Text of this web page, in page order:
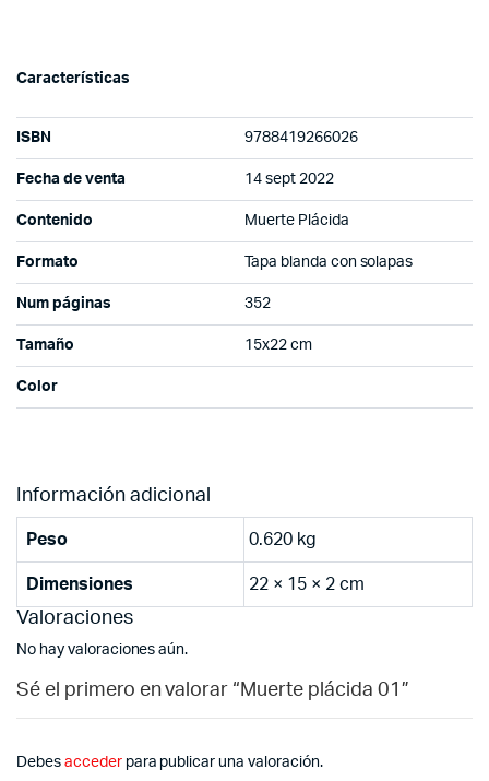
Características
ISBN 9788419266026
Fecha de venta 14 sept 2022
Contenido Muerte Plácida
Formato Tapa blanda con solapas
Num páginas 352
Tamaño 15x22 cm
Color
Información adicional
Peso 0.620 kg
Dimensiones 22 × 15 × 2 cm
Valoraciones
No hay valoraciones aún.
Sé el primero en valorar “Muerte plácida 01”
Debes accederpara publicar una valoración.